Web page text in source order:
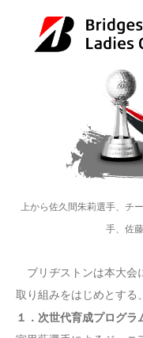
上から佐久間朱莉選手、チ
手、佐
ブリヂストンは本大会
取り組みをはじめとする
１．次世代育成プログラ